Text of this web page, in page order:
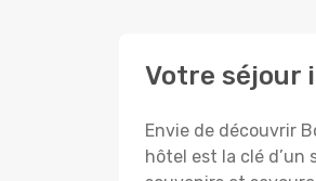
Votre séjour
Envie de découvrir
hôtel est la clé d’un